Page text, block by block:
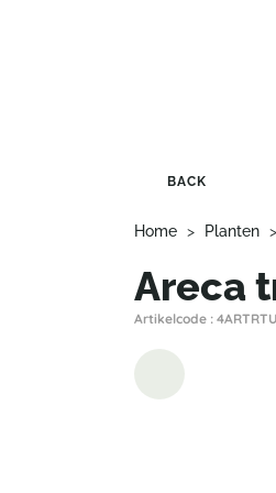
BACK
Home > Planten >
Areca
Artikelcode :